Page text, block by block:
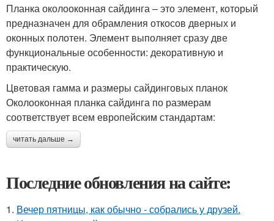
Планка околооконная сайдинга – это элемент, который
предназначен для обрамления откосов дверных и
оконных полотен. Элемент выполняет сразу две
функциональные особенности: декоративную и
практическую.
Цветовая гамма и размеры сайдинговых планок
Околооконная планка сайдинга по размерам
соответствует всем европейским стандартам:
читать дальше →
Последние обновления на сайте:
1. Вечер пятницы, как обычно - собрались у друзей.